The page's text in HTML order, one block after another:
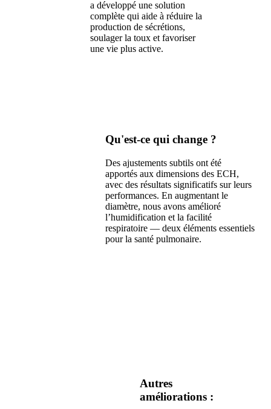
a développé une solution
complète qui aide à réduire la
production de sécrétions,
soulager la toux et favoriser
une vie plus active.
Qu'est-ce qui change ?
Des ajustements subtils ont été
apportés aux dimensions des ECH,
avec des résultats significatifs sur leurs
performances. En augmentant le
diamètre, nous avons amélioré
l’humidification et la facilité
respiratoire — deux éléments essentiels
pour la santé pulmonaire.
Autres
améliorations :